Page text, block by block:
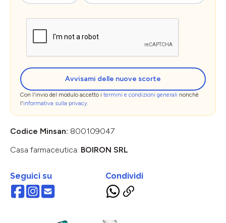
Avvisami delle nuove scorte
Con l'invio del modulo accetto i termini e condizioni generali nonché
l'informativa sulla privacy.
Codice Minsan: 800109047
Casa farmaceutica: BOIRON SRL
Seguici su Condividi